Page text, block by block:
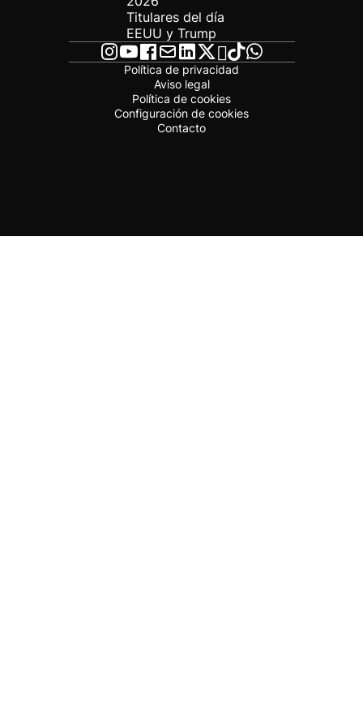
Titulares del día
EEUU y Trump
Política de privacidad
Aviso legal
Política de cookies
Configuración de cookies
Contacto